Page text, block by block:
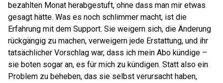
bezahlten Monat herabgestuft, ohne dass man mir etwas
gesagt hätte. Was es noch schlimmer macht, ist die
Erfahrung mit dem Support. Sie weigern sich, die Änderung
rückgängig zu machen, verweigern jede Erstattung, und ihr
tatsächlicher Vorschlag war, dass ich mein Abo kündige –
sie boten sogar an, es für mich zu kündigen. Statt also ein
Problem zu beheben, das sie selbst verursacht haben,